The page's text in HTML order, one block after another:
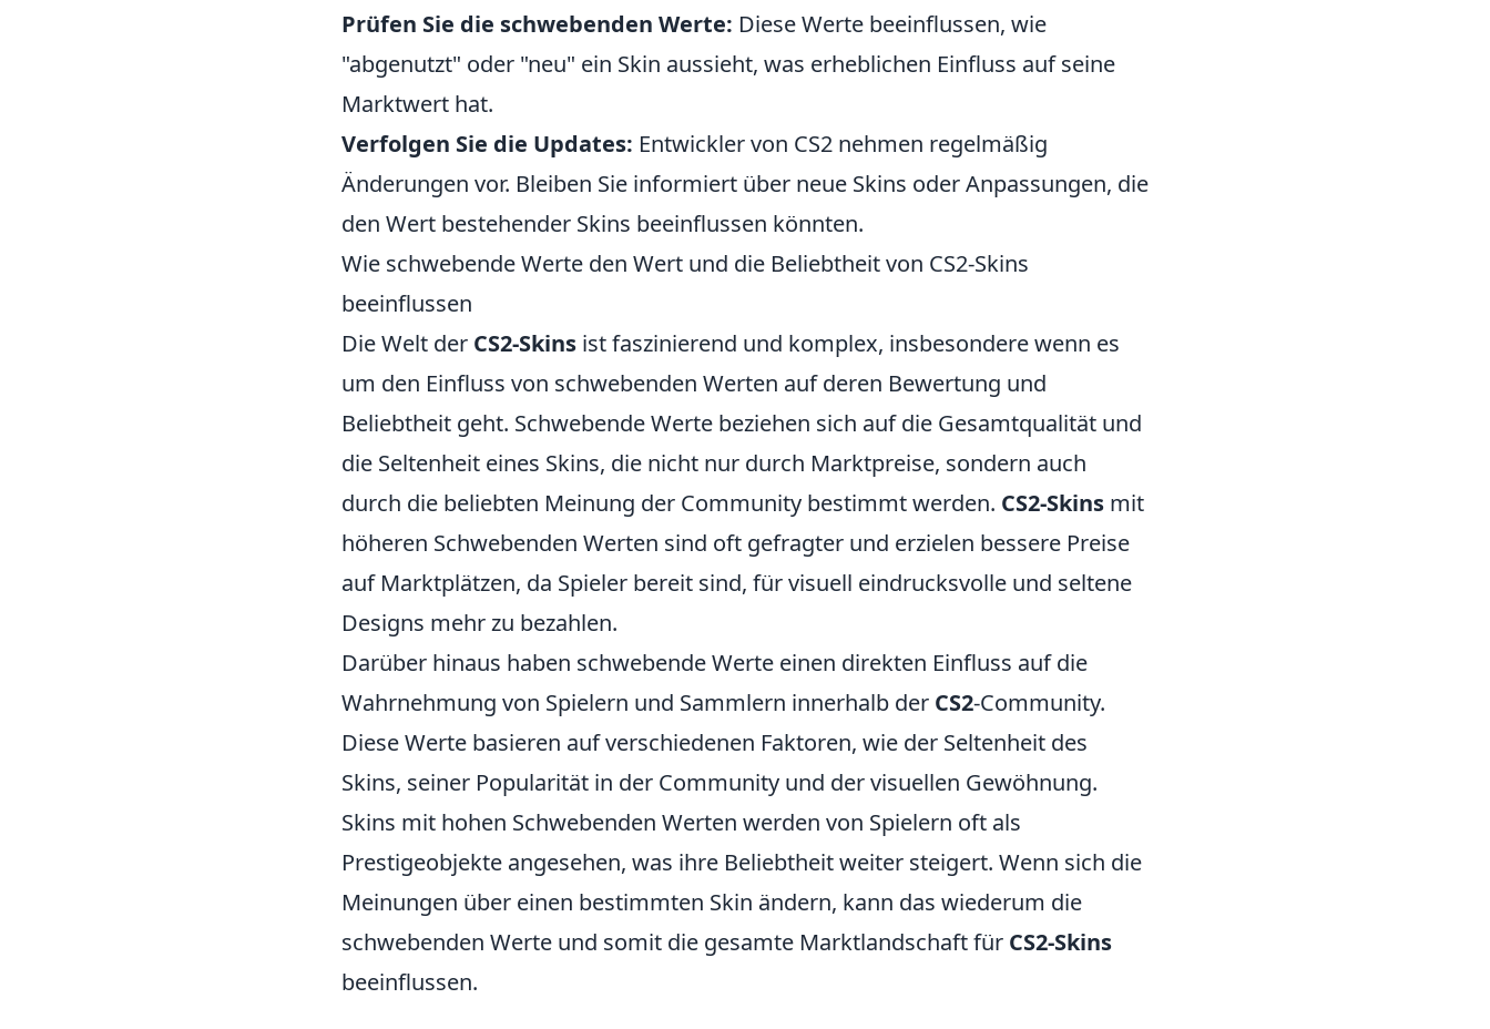
Prüfen Sie die schwebenden Werte: Diese Werte beeinflussen, wie
"abgenutzt" oder "neu" ein Skin aussieht, was erheblichen Einfluss auf seine
Marktwert hat.
Verfolgen Sie die Updates: Entwickler von CS2 nehmen regelmäßig
Änderungen vor. Bleiben Sie informiert über neue Skins oder Anpassungen, die
den Wert bestehender Skins beeinflussen könnten.
Wie schwebende Werte den Wert und die Beliebtheit von CS2-Skins
beeinflussen
Die Welt der CS2-Skins ist faszinierend und komplex, insbesondere wenn es
um den Einfluss von schwebenden Werten auf deren Bewertung und
Beliebtheit geht. Schwebende Werte beziehen sich auf die Gesamtqualität und
die Seltenheit eines Skins, die nicht nur durch Marktpreise, sondern auch
durch die beliebten Meinung der Community bestimmt werden. CS2-Skins mit
höheren Schwebenden Werten sind oft gefragter und erzielen bessere Preise
auf Marktplätzen, da Spieler bereit sind, für visuell eindrucksvolle und seltene
Designs mehr zu bezahlen.
Darüber hinaus haben schwebende Werte einen direkten Einfluss auf die
Wahrnehmung von Spielern und Sammlern innerhalb der CS2-Community.
Diese Werte basieren auf verschiedenen Faktoren, wie der Seltenheit des
Skins, seiner Popularität in der Community und der visuellen Gewöhnung.
Skins mit hohen Schwebenden Werten werden von Spielern oft als
Prestigeobjekte angesehen, was ihre Beliebtheit weiter steigert. Wenn sich die
Meinungen über einen bestimmten Skin ändern, kann das wiederum die
schwebenden Werte und somit die gesamte Marktlandschaft für CS2-Skins
beeinflussen.